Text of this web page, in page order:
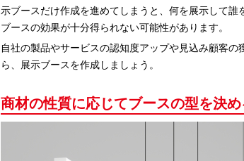
示ブースだけ作成を進めてしまうと、何を展示して
ブースの効果が十分得られない可能性があります。
自社の製品やサービスの認知度アップや見込み顧客
ら、展示ブースを作成しましょう。
商材の性質に応じてブースの型を決め